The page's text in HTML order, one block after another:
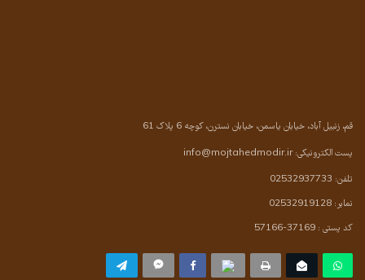
قم، زنبیل آباد، خیابان یاسمن، خیابان نسترن، کوچه 6 پلاک 61
پست الکترونیکی:info@mojtahedmodir.ir
تلفن: 02532937733
نمابر: 02532919128
کد پستی : 37169-57166